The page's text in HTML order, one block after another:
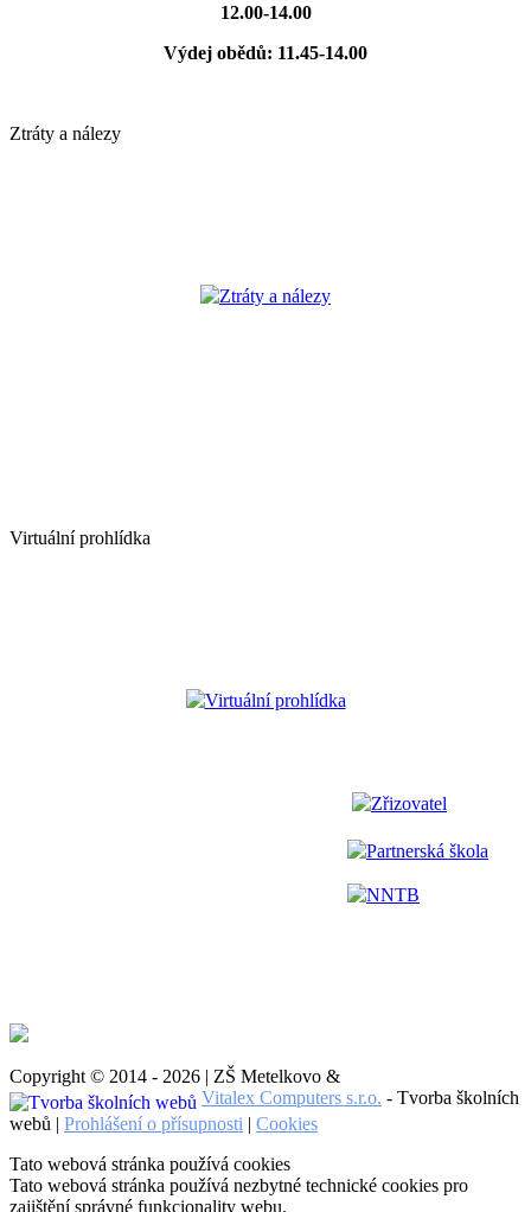
12.00-14.00
Výdej obědů: 11.45-14.00
Ztráty a nálezy
Ztráty a nálezy
Virtuální prohlídka
Virtuální prohlídka
Zřizovatel
Partnerská škola
NNTB
Copyright © 2014 - 2026 | ZŠ Metelkovo &
Vitalex Computers s.r.o. - Tvorba školních
webů | Prohlášení o přísupnosti | Cookies
Tato webová stránka používá cookies
Tato webová stránka používá nezbytné technické cookies pro
zajištění správné funkcionality webu.